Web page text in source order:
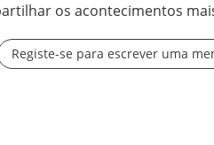
os acontecimentos
Registe-se para escrever uma